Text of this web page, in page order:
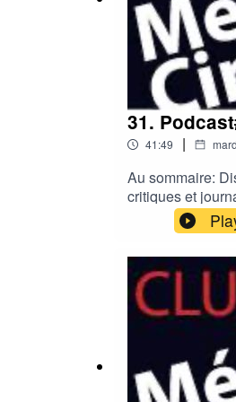
Renaud Baronian du
Bertrand Lesguillons
31.
41:49 |
Au sommaire:
critiques et
d'Or de
(NRJ),
Baronnet